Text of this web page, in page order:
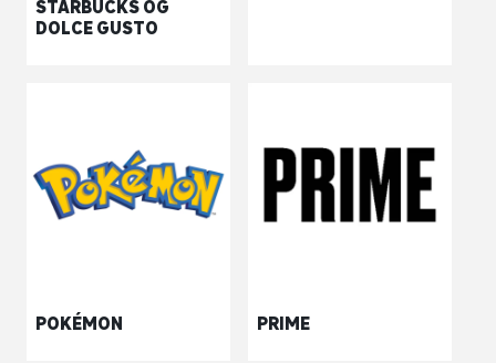
STARBUCKS OG
DOLCE GUSTO
POKÉMON PRIME